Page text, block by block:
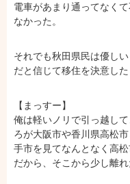
電車があまり通ってなく
なかった。
それでも秋田県民は優し
だと信じて移住を決意した
【まっすー】
俺は軽いノリで引っ越し
ろが大阪市や香川県高松
手市を見てなんとなく高
だから、そこから少し離